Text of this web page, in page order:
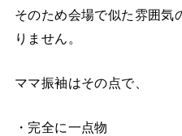
そのため会場で似た雰囲気
りません。
ママ振袖はその点で、
・完全に一点物